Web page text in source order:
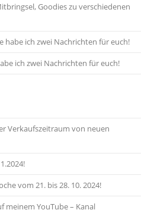
Goodies zu verschiedenen
habe ich zwei Nachrichten für euch!
ich zwei Nachrichten für euch!
Verkaufszeitraum von neuen
vom 21. bis 28. 10. 2024!
meinem YouTube – Kanal